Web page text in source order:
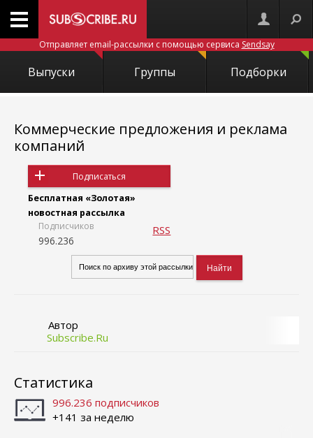
Отправляет email-рассылки с помощью сервиса Sendsay
Выпуски Группы Подборки
Коммерческие предложения и реклама
компаний
Подписаться
Бесплатная «Золотая»
новостная рассылка
Подписчиков
996.236
RSS
Автор
Subscribe.Ru
Статистика
996.236 подписчиков
+141 за неделю